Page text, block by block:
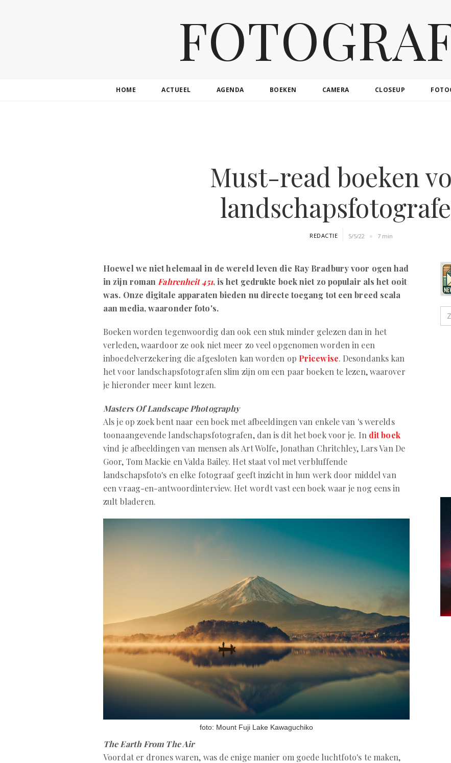
HOME ACTUEEL AGENDA BOEKEN CAMERA CLOSEUP
Must-read boeken
REDACTIE 5/5/22 7 min
Hoewel we niet helemaal in de wereld leven die Ray Bradbury voor ogen had
in zijn roman Fahrenheit 451, is het gedrukte boek niet zo populair als het ooit
was. Onze digitale apparaten bieden nu directe toegang tot een breed scala
aan media, waaronder foto's.
Boeken worden tegenwoordig dan ook een stuk minder gelezen dan in het
verleden, waardoor ze ook niet meer zo veel opgenomen worden in een
inboedelverzekering die afgesloten kan worden op Pricewise. Desondanks kan
het voor landschapsfotografen slim zijn om een paar boeken te lezen, waarover
je hieronder meer kunt lezen.
Masters Of Landscape Photography
Als je op zoek bent naar een boek met afbeeldingen van enkele van 's werelds
toonaangevende landschapsfotografen, dan is dit het boek voor je. In dit boek
vind je afbeeldingen van mensen als Art Wolfe, Jonathan Chritchley, Lars Van De
Goor, Tom Mackie en Valda Bailey. Het staat vol met verbluffende
landschapsfoto's en elke fotograaf geeft inzicht in hun werk door middel van
een vraag-en-antwoordinterview. Het wordt vast een boek waar je nog eens in
zult bladeren.
foto: Mount Fuji Lake Kawaguchiko
The Earth From The Air
Voordat er drones waren, was de enige manier om goede luchtfoto's te maken,